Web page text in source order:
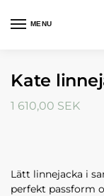
MENU
Kate
1 610,00 SEK
Lätt linnejacka i
perfekt passform